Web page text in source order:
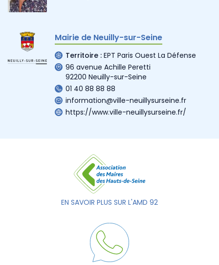
Mairie de Neuilly-sur-Seine
Territoire : EPT Paris Ouest La Défense
96 avenue Achille Peretti
92200 Neuilly-sur-Seine
01 40 88 88 88
information@ville-neuillysurseine.fr
https://www.ville-neuillysurseine.fr/
EN SAVOIR PLUS SUR L'AMD 92